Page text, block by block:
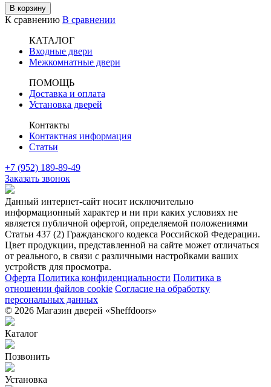
В корзину
К сравнению В сравнении
КАТАЛОГ
Входные двери
Межкомнатные двери
ПОМОЩЬ
Доставка и оплата
Установка дверей
Контакты
Контактная информация
Статьи
+7 (952) 189-89-49
Заказать звонок
Данный интернет-сайт носит исключительно
информационный характер и ни при каких условиях не
является публичной офертой, определяемой положениями
Статьи 437 (2) Гражданского кодекса Российской Федерации.
Цвет продукции, представленной на сайте может отличаться
от реального, в связи с различными настройками ваших
устройств для просмотра.
Оферта Политика конфиденциальности Политика в
отношении файлов cookie Согласие на обработку
персональных данных
© 2026 Магазин дверей «Sheffdoors»
Каталог
Позвонить
Установка